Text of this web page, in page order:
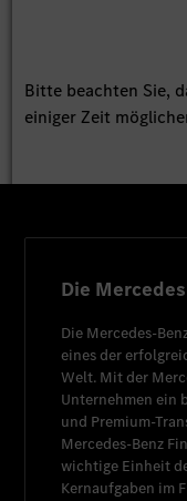
Bitte beachten Sie,
einiger Zeit
Die
Die Mercedes-
eines der
Welt. Mit der
Unternehmen ein
und Premium-
Mercedes-Benz
wichtige Einheit
Kernaufgaben im